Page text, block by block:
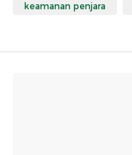
keamanan penjara